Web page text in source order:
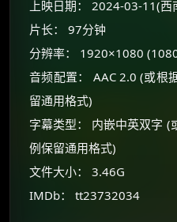
上映日期： 2024-03-11(西
片长： 97分钟
分辨率： 1920×1080
音频配置： AAC 2.0 (或根
留通用格式)
字幕类型： 内嵌中英双字 (
例保留通用格式)
文件大小： 3.46G
IMDb： tt23732034
🧧 福利领取站
你需要的各种会
如夸克12个月送